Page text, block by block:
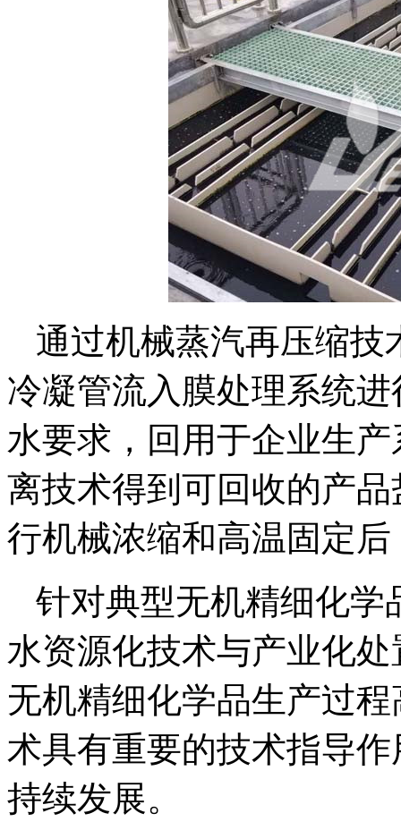
通过机械蒸汽再压缩技
冷凝管流入膜处理系统
水要求，回用于企业生
离技术得到可回收的产
行机械浓缩和高温固定
针对典型无机精细化学
水资源化技术与产业化
无机精细化学品生产过
术具有重要的技术指导
持续发展。